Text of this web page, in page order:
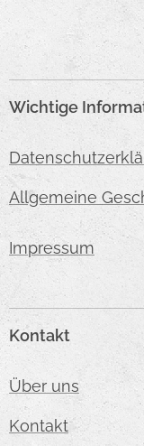
Wichtige
Allgemeine
Impressum
Kontakt
Über uns
Kontakt